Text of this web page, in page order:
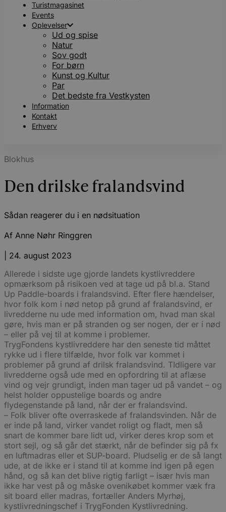
Turistmagasinet
Events
Oplevelser
Ud og spise
Natur
Sov godt
For børn
Kunst og Kultur
Par
Det bedste fra Vestkysten
Information
Kontakt
Erhverv
Blokhus
Den drilske fralandsvind
Sådan reagerer du i en nødsituation
Af Anne Nøhr Ringgren
24. august 2023
Allerede i sidste uge gjorde landets kystlivreddere
opmærksom på risikoen ved at tage ud på bl.a. Stand
Up Paddle-boards i fralandsvind. Efter flere hændelser,
hvor folk kom i nød netop på grund af fralandsvind, er
livredderne nu ude med information om, hvad man skal
gøre, hvis man er på stranden og ser nogen, der er i nød
– eller på vej til at komme i problemer.
TrygFondens kystlivreddere har den seneste tid måttet
rykke ud i flere tilfælde, hvor folk var kommet i
problemer på grund af drilsk fralandsvind. TIdligere var
livredderne også ude med en opfordring til at aflæse
vind og vejr grundigt, inden man tager ud på vandet – og
helst holder oppustelige boards og andre
flydegenstande på land, når der er fralandsvind.
– Folk bliver ofte overraskede af fralandsvinden. Når de
er inde på land, virker vandet roligt og fladt, men så
snart de kommer bare lidt ud, virker deres krop som et
stort sejl, og så går det stærkt, når de befinder sig på fx
en luftmadras eller et SUP-board. Pludselig er de så langt
ude, at de ikke er i stand til at komme ind igen på egen
hånd, og så kan det blive rigtig farligt – især hvis man
ikke har vest på og måske ovenikøbet kommer væk fra
sit board eller madras, fortæller Anders Myrhøj,
kystlivredningschef i TrygFonden Kystlivredning.